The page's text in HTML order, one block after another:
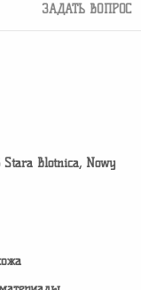
ЗАДАТЬ ВОПРОС
Stara Blotnica, Nowy